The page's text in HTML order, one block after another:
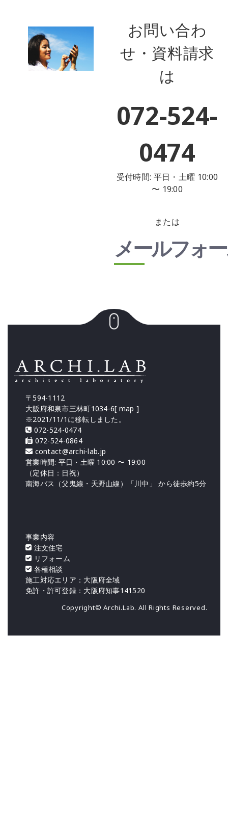
お問い合わ
せ・資料請求
は
072-524-
0474
受付時間: 平日・土曜 10:00
〜 19:00
または
メールフォ
〒594-1112
大阪府和泉市三林町1034-6[ map ]
※2021/11/1に移転しました。
072-524-0474
072-524-0864
contact@archi-lab.jp
営業時間: 平日・土曜 10:00 〜 19:00
（定休日：日祝）
南海バス（父鬼線・天野山線）「川中」 から徒歩約5分
事業内容
注文住宅
リフォーム
各種相談
施工対応エリア：大阪府全域
免許・許可登録：大阪府知事141520
Copyright© Archi.Lab. All Rights Reserved.